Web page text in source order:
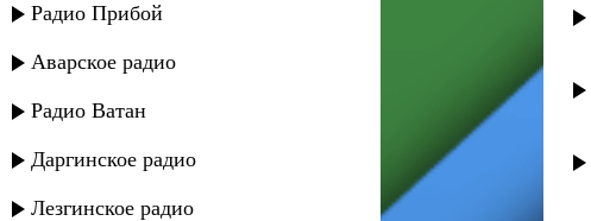
Радио Прибой
Аварское радио
Радио Ватан
Даргинское радио
Лезгинское радио